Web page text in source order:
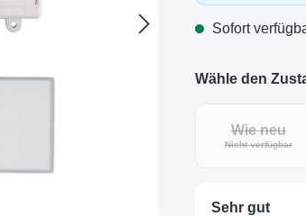
Sofort
Wähle den
Wie neu
Nicht verfügbar
(Diese
Sehr gut